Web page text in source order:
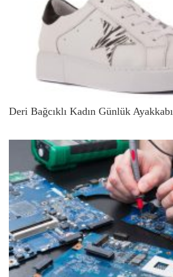
Deri Bağcıklı Kadın Günlük Ayakkabı